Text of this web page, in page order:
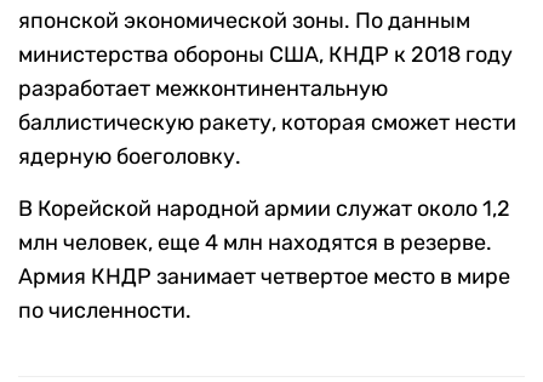
японской экономической зоны. По данным
министерства обороны США, КНДР к 2018 году
разработает межконтинентальную
баллистическую ракету, которая сможет нести
ядерную боеголовку.
В Корейской народной армии служат около 1,2
млн человек, еще 4 млн находятся в резерве.
Армия КНДР занимает четвертое место в мире
по численности.